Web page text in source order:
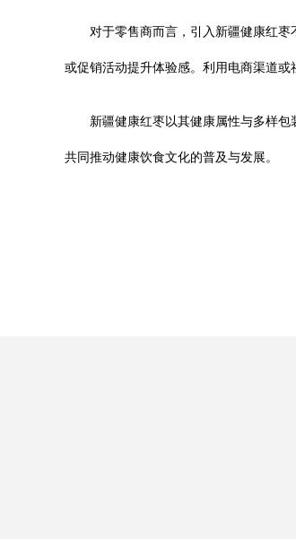
对于零售商而言，引入新疆健康红
或促销活动提升体验感。利用电商渠道
新疆健康红枣以其健康属性与多样
共同推动健康饮食文化的普及与发展。